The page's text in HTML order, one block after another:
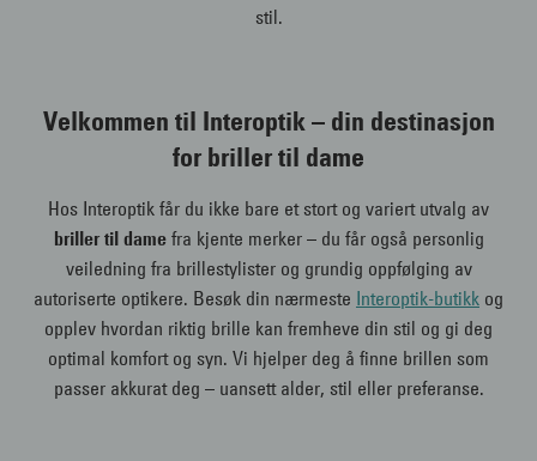
stil.
Velkommen til Interoptik – din destinasjon
for briller til dame
Hos Interoptik får du ikke bare et stort og variert utvalg av
briller til damefra kjente merker – du får også personlig
veiledning fra brillestylister og grundig oppfølging av
autoriserte optikere. Besøk din nærmeste Interoptik-butikk og
opplev hvordan riktig brille kan fremheve din stil og gi deg
optimal komfort og syn. Vi hjelper deg å finne brillen som
passer akkurat deg – uansett alder, stil eller preferanse.